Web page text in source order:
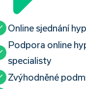
Online sjednání
Podpora online
specialisty
Zvýhodněné